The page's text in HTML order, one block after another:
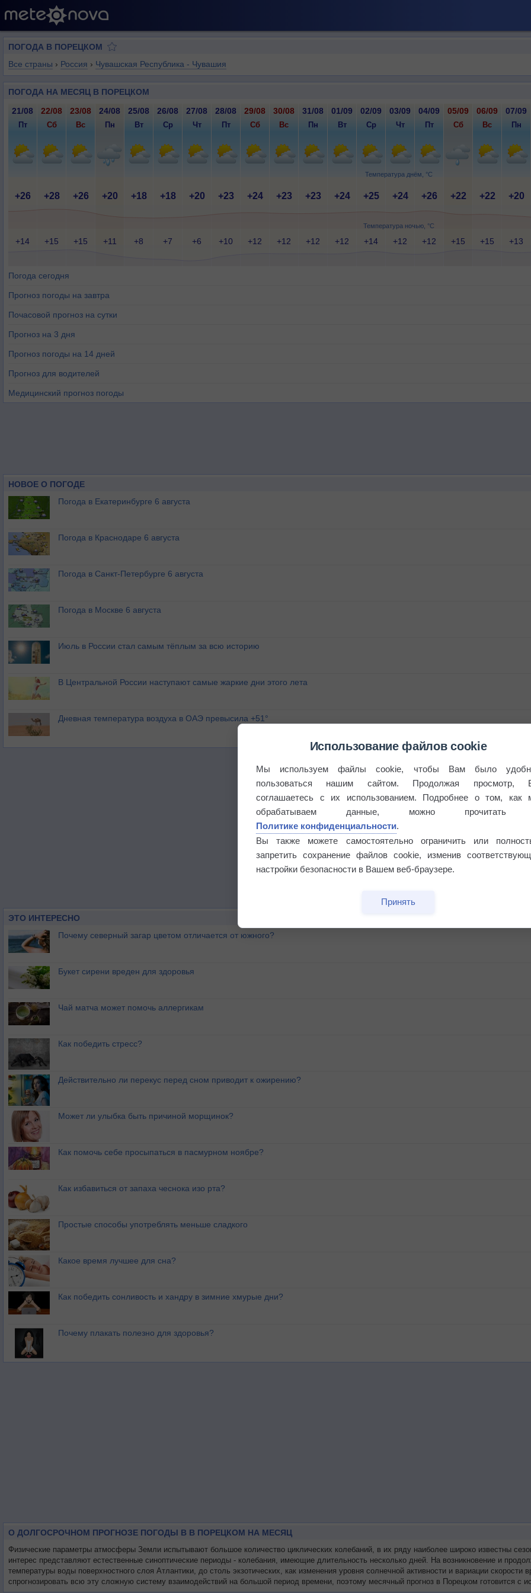
ПОГОДА В ПОРЕЦКОМ
Все страны › Россия › Чувашская Республика - Чувашия
ПОГОДА НА МЕСЯЦ В ПОРЕЦКОМ
Температура днём, °C
Температура ночью, °C
21/08 22/08 23/08 24/08 25/08 26/08 27/08 28/08 29/08 30/08 31/08 01/09 02/09 03/09 04/09 05/09 06/09 07/09
Пт Сб Вс Пн Вт Ср Чт Пт Сб Вс Пн Вт Ср Чт Пт Сб Вс Пн
+26 +28 +26 +20 +18 +18 +20 +23 +24 +23 +23 +24 +25 +24 +26 +22 +22 +20
+14 +15 +15 +11 +8 +7 +6 +10 +12 +12 +12 +12 +14 +12 +12 +15 +15 +13
Погода сегодня
Прогноз погоды на завтра
Почасовой прогноз на сутки
Прогноз на 3 дня
Прогноз погоды на 14 дней
Прогноз для водителей
Медицинский прогноз погоды
НОВОЕ О ПОГОДЕ
Погода в Екатеринбурге 6 августа
Погода в Краснодаре 6 августа
Погода в Санкт-Петербурге 6 августа
Погода в Москве 6 августа
Июль в России стал самым тёплым за всю историю
В Центральной России наступают самые жаркие дни этого лета
Дневная температура воздуха в ОАЭ превысила +51°
ЭТО ИНТЕРЕСНО
Почему северный загар цветом отличается от южного?
Букет сирени вреден для здоровья
Чай матча может помочь аллергикам
Как победить стресс?
Действительно ли перекус перед сном приводит к ожирению?
Может ли улыбка быть причиной морщинок?
Как помочь себе просыпаться в пасмурном ноябре?
Как избавиться от запаха чеснока изо рта?
Простые способы употреблять меньше сладкого
Какое время лучшее для сна?
Как победить сонливость и хандру в зимние хмурые дни?
Почему плакать полезно для здоровья?
О ДОЛГОСРОЧНОМ ПРОГНОЗЕ ПОГОДЫ В В ПОРЕЦКОМ НА МЕСЯЦ
Физические параметры атмосферы Земли испытывают большое количество циклических колебаний, в их ряду наиболее широко известны
интерес представляют естественные синоптические периоды - колебания, имеющие длительность несколько дней. На возникновение и
температуры воды поверхностного слоя Атлантики, до столь экзотических, как изменения уровня солнечной активности и вариации
спрогнозировать всю эту сложную систему взаимодействий на большой период времени, поэтому месячный прогноз в Порецком готовится с
Использование файлов cookie
Мы используем файлы cookie, чтобы Вам было
пользоваться нашим сайтом. Продолжая просмотр,
соглашаетесь с их использованием. Подробнее о том, как
обрабатываем данные, можно прочитать
Политике конфиденциальности.
Вы также можете самостоятельно ограничить или
запретить сохранение файлов cookie, изменив
настройки безопасности в Вашем веб-браузере.
Принять